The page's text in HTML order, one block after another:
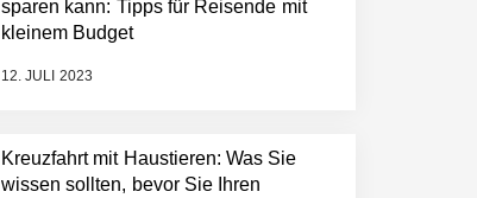
sparen kann: Tipps für Reisende mit
kleinem Budget
12. JULI 2023
Kreuzfahrt mit Haustieren: Was Sie
wissen sollten, bevor Sie Ihren